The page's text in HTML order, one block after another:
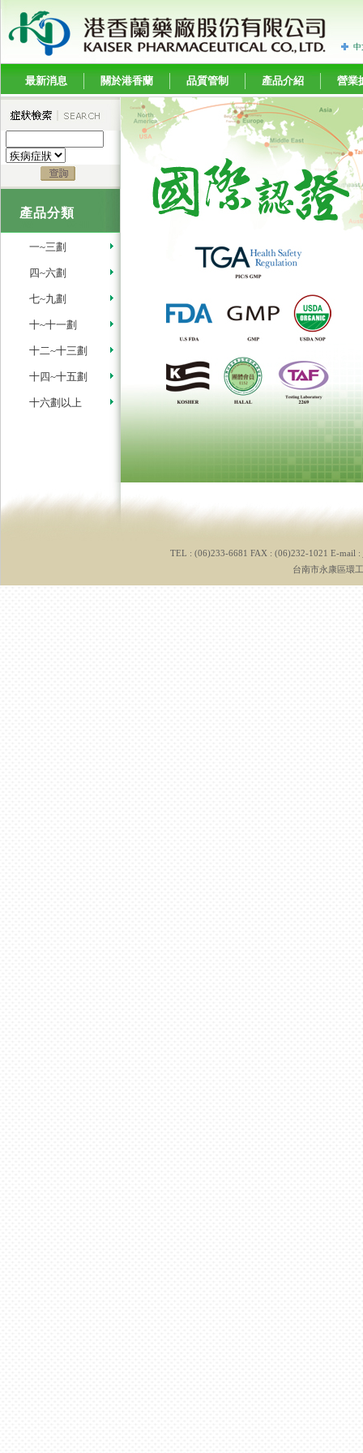
中
最新消息 關於港香蘭 品質管制 產品介紹 營業
產品分類
一~三劃
四~六劃
七~九劃
十~十一劃
十二~十三劃
十四~十五劃
十六劃以上
TEL : (06)233-6681 FAX : (06)232-1021 E-mail :
台南市永康區環